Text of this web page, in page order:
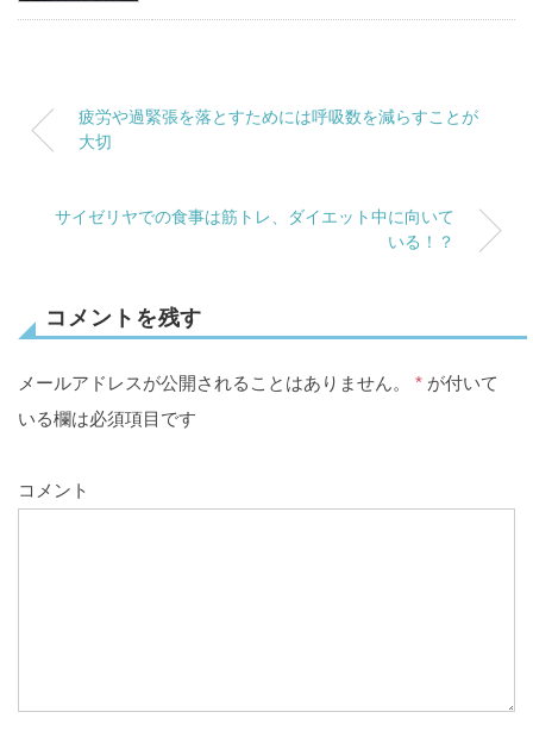
疲労や過緊張を落とすためには呼吸数を減らすことが
大切
サイゼリヤでの食事は筋トレ、ダイエット中に向いて
いる！？
コメントを残す
メールアドレスが公開されることはありません。 * が付いて
いる欄は必須項目です
コメント